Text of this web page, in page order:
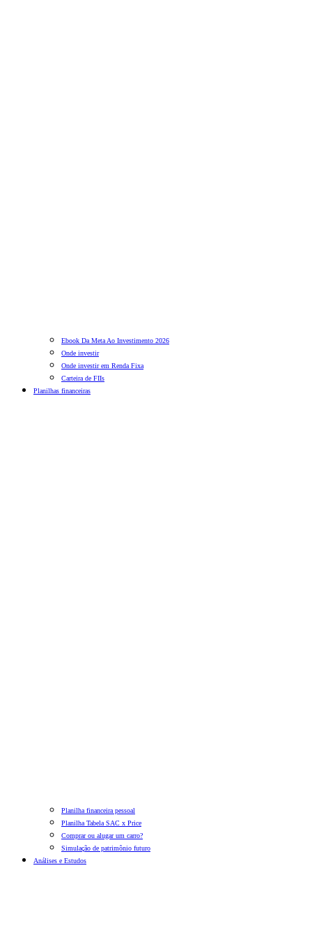
Ebook Da Meta Ao Investimento 2026
Onde investir
Onde investir em Renda Fixa
Carteira de FIIs
Planilhas financeiras
Planilha financeira pessoal
Planilha Tabela SAC x Price
Comprar ou alugar um carro?
Simulação de patrimônio futuro
Análises e Estudos